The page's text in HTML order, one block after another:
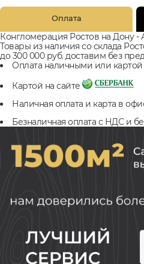
Оплата
Конгломерация Ростов на Дону -
Товары из наличия со склада
до 300 000 руб. доставим без
Оплата наличными или
Картой на сайте
Наличная оплата и карта в
Безналичная оплата с НДС и